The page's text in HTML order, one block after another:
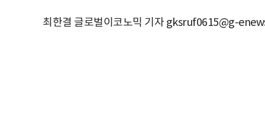
최한결 글로벌이코노믹 기자 gksruf0615@g-